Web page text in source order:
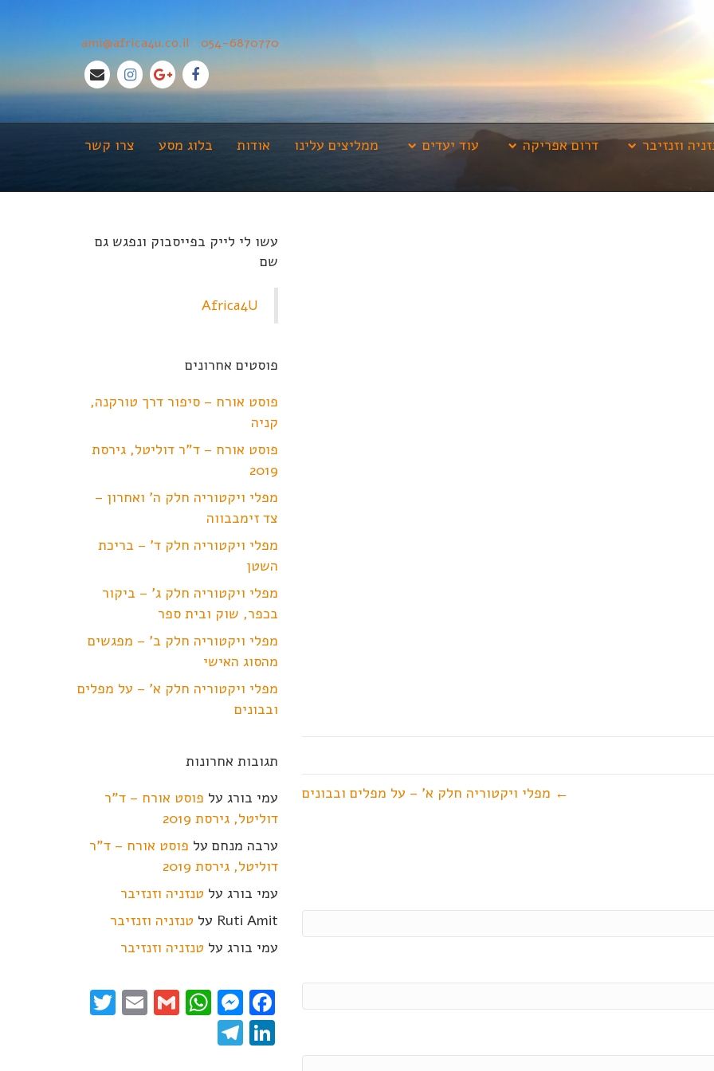
054-6870770
•
ami@africa4u.co.il
וזנזיבר דרום אפריקה עוד יעדים ממליצים עלינו אודות בלוג מסע צרו קשר
← מפלי ויקטוריה חלק א' – על מפלים ובבונים
עשו לי לייק בפייסבוק ונפגש גם
שם
Africa4U
פוסטים אחרונים
פוסט אורח – סיפור דרך טורקנה,
קניה
פוסט אורח – ד"ר דוליטל, גירסת
2019
מפלי ויקטוריה חלק ה' ואחרון –
צד זימבבווה
מפלי ויקטוריה חלק ד' – בריכת
השטן
מפלי ויקטוריה חלק ג' – ביקור
בכפר, שוק ובית ספר
מפלי ויקטוריה חלק ב' – מפגשים
מהסוג האישי
מפלי ויקטוריה חלק א' – על מפלים
ובבונים
תגובות אחרונות
עמי בורג על פוסט אורח – ד"ר
דוליטל, גירסת 2019
ערבה מנחם על פוסט אורח – ד"ר
דוליטל, גירסת 2019
עמי בורג על טנזניה וזנזיבר
Ruti Amit על טנזניה וזנזיבר
עמי בורג על טנזניה וזנזיבר
Facebook
Messenger
WhatsApp
Gmail
Email
LinkedIn